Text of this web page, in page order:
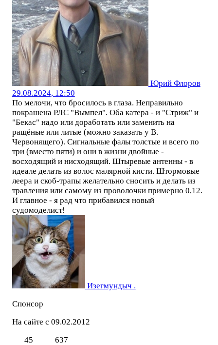
Юрий Флоров
29.08.2024, 12:50
По мелочи, что бросилось в глаза. Неправильно
покрашена РЛС "Вымпел". Оба катера - и "Стриж" и
"Бекас" надо или доработать или заменить на
ращёные или литые (можно заказать у В.
Червонящего). Сигнальные фалы толстые и всего по
три (вместо пяти) и они в жизни двойные -
восходящий и нисходящий. Штыревые антенны - в
идеале делать из волос малярной кисти. Штормовые
леера и скоб-трапы желательно сносить и делать из
травления или самому из проволочки примерно 0,12.
И главное - я рад что прибавился новый
судомоделист!
Изегмундыч .
Спонсор
На сайте с 09.02.2012
45
637